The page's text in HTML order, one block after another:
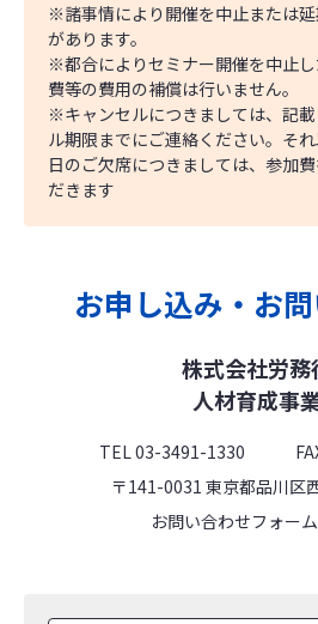
※諸事情により開催を中止または
があります。
※都合によりセミナー開催を中止
費等の費用の補償は行いません。
※キャンセルにつきましては、記
ル期限までにご連絡ください。そ
日のご欠席につきましては、参加
だきます
お申し込み・お
株式会社労務
人材育成事
TEL 03-3491-1330 FAX
〒141-0031 東京都品川区
お問い合わせフォー